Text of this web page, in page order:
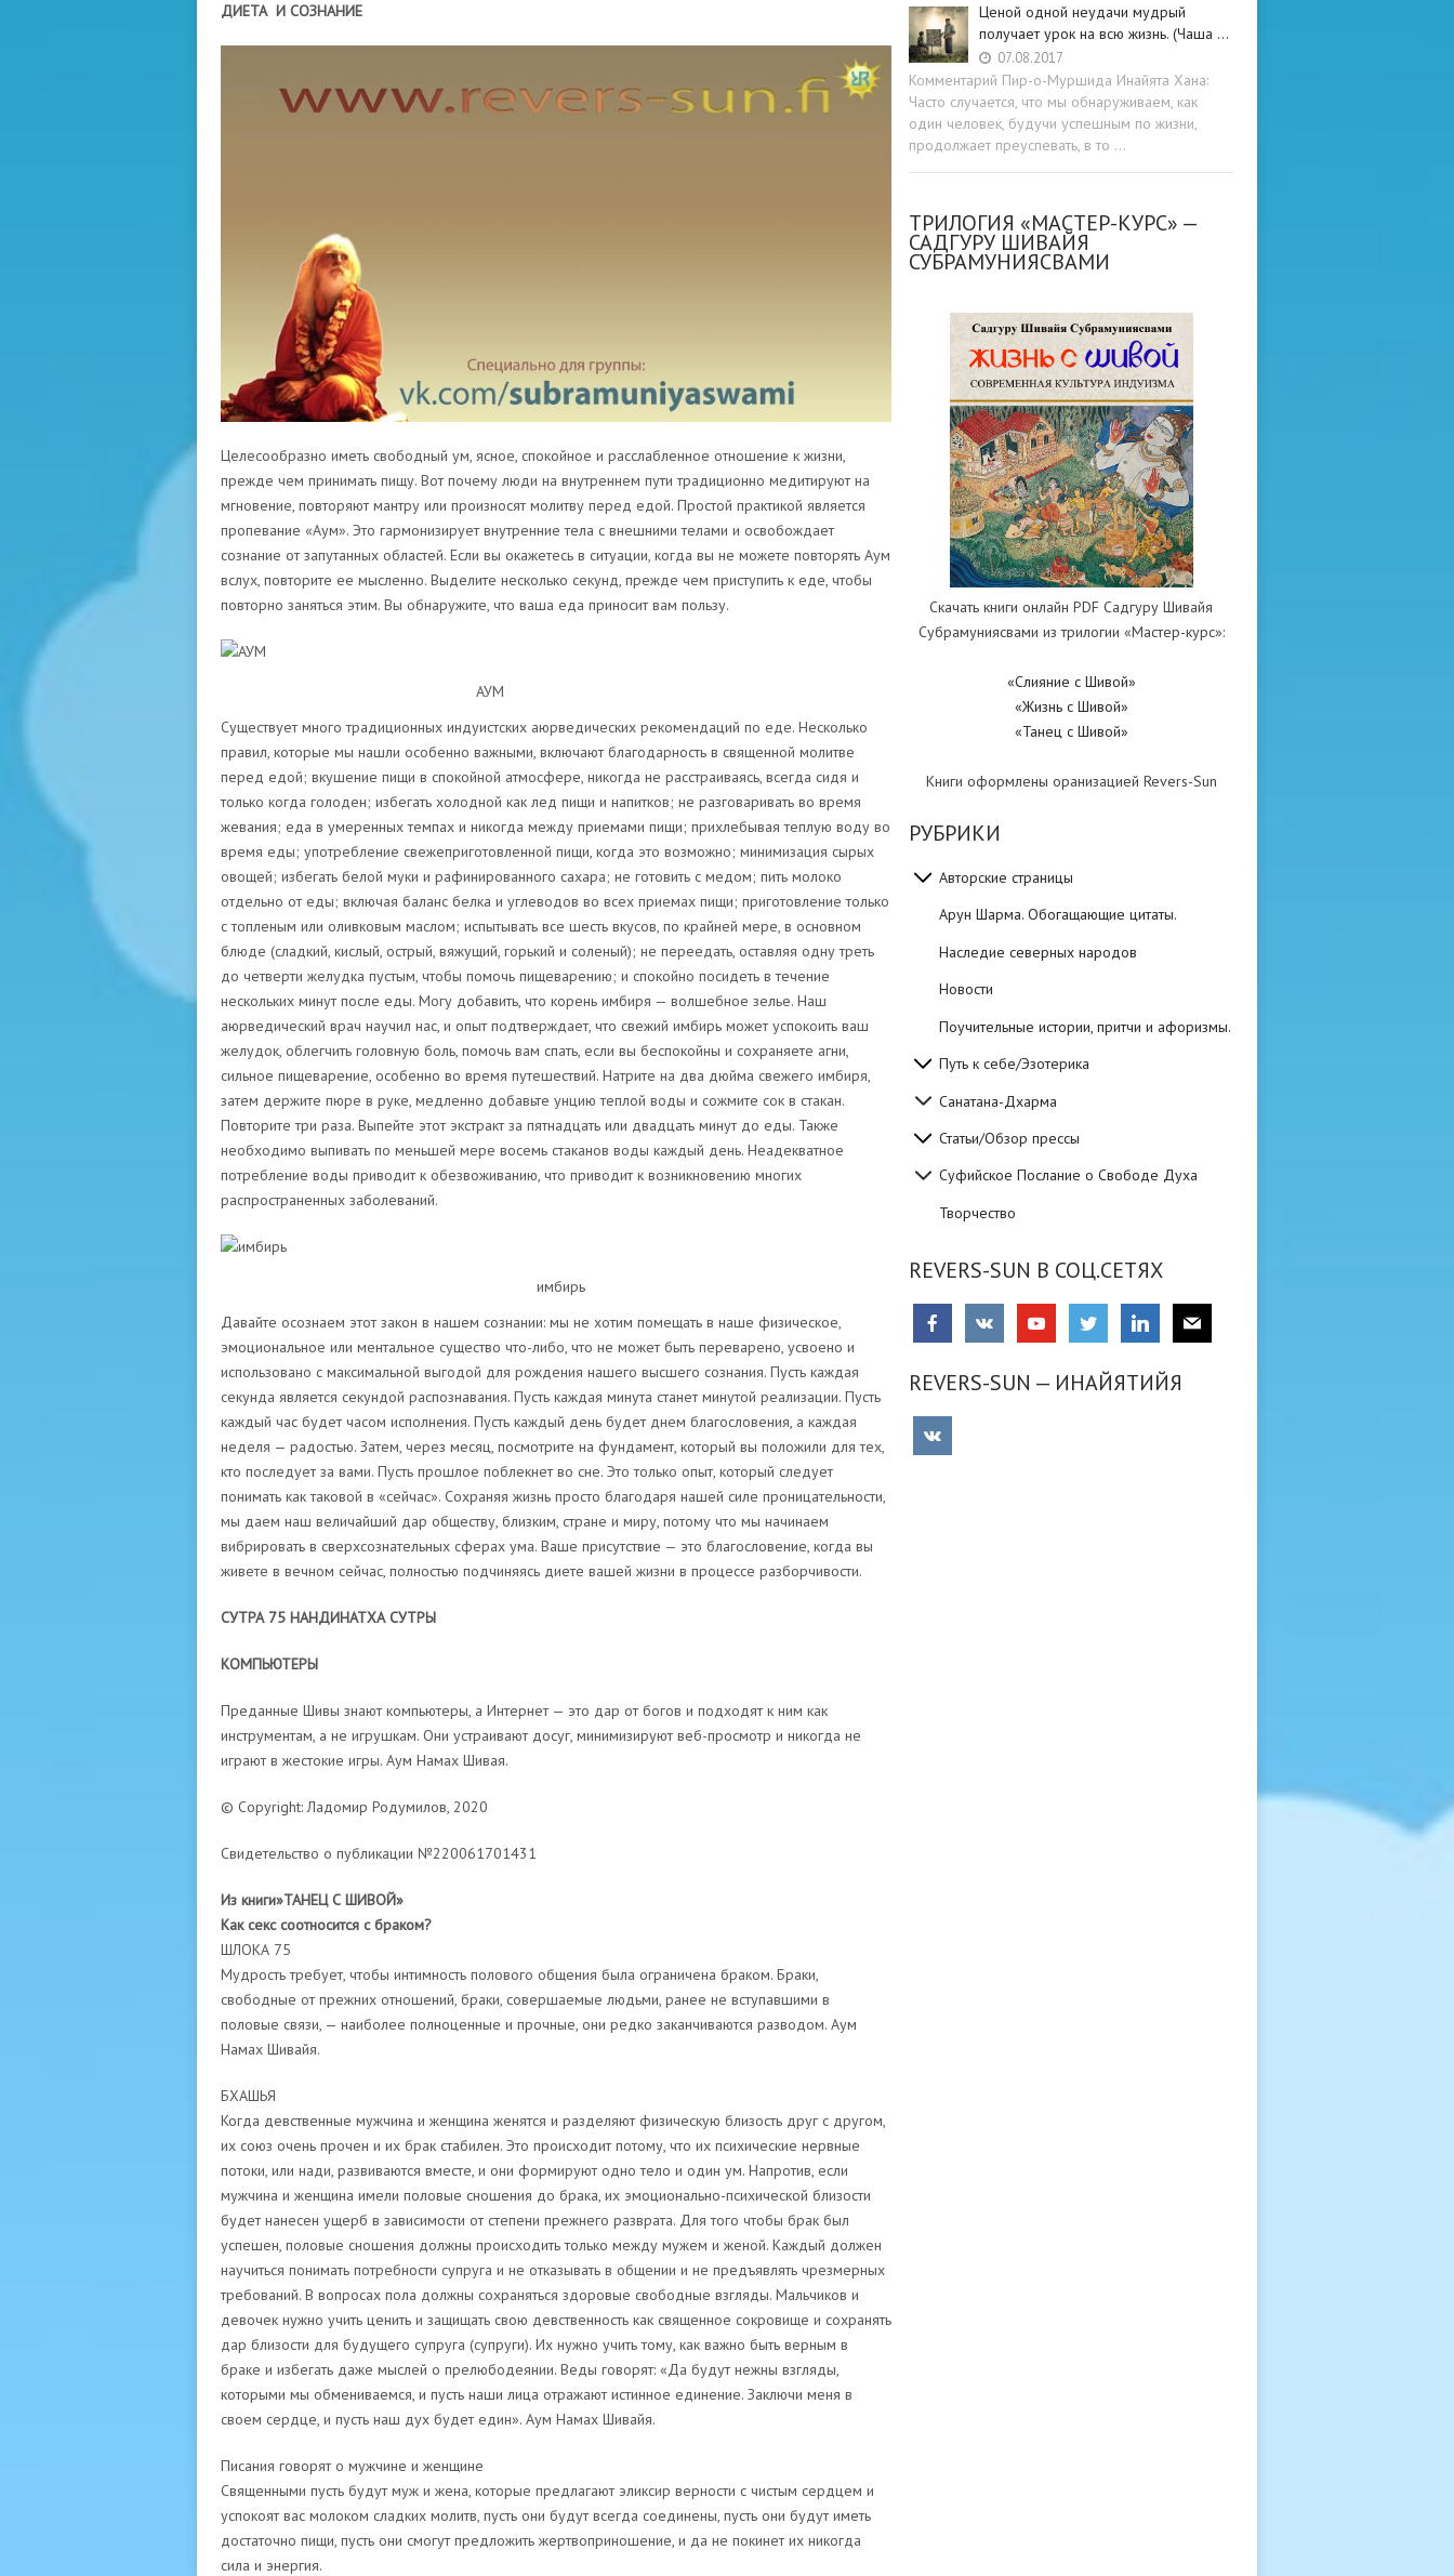
ДИЕТА И СОЗНАНИЕ
Целесообразно иметь свободный ум, ясное, спокойное и расслабленное отношение к жизни,
прежде чем принимать пищу. Вот почему люди на внутреннем пути традиционно медитируют на
мгновение, повторяют мантру или произносят молитву перед едой. Простой практикой является
пропевание «Аум». Это гармонизирует внутренние тела с внешними телами и освобождает
сознание от запутанных областей. Если вы окажетесь в ситуации, когда вы не можете повторять Аум
вслух, повторите ее мысленно. Выделите несколько секунд, прежде чем приступить к еде, чтобы
повторно заняться этим. Вы обнаружите, что ваша еда приносит вам пользу.
АУМ
Существует много традиционных индуистских аюрведических рекомендаций по еде. Несколько
правил, которые мы нашли особенно важными, включают благодарность в священной молитве
перед едой; вкушение пищи в спокойной атмосфере, никогда не расстраиваясь, всегда сидя и
только когда голоден; избегать холодной как лед пищи и напитков; не разговаривать во время
жевания; еда в умеренных темпах и никогда между приемами пищи; прихлебывая теплую воду во
время еды; употребление свежеприготовленной пищи, когда это возможно; минимизация сырых
овощей; избегать белой муки и рафинированного сахара; не готовить с медом; пить молоко
отдельно от еды; включая баланс белка и углеводов во всех приемах пищи; приготовление только
с топленым или оливковым маслом; испытывать все шесть вкусов, по крайней мере, в основном
блюде (сладкий, кислый, острый, вяжущий, горький и соленый); не переедать, оставляя одну треть
до четверти желудка пустым, чтобы помочь пищеварению; и спокойно посидеть в течение
нескольких минут после еды. Могу добавить, что корень имбиря — волшебное зелье. Наш
аюрведический врач научил нас, и опыт подтверждает, что свежий имбирь может успокоить ваш
желудок, облегчить головную боль, помочь вам спать, если вы беспокойны и сохраняете агни,
сильное пищеварение, особенно во время путешествий. Натрите на два дюйма свежего имбиря,
затем держите пюре в руке, медленно добавьте унцию теплой воды и сожмите сок в стакан.
Повторите три раза. Выпейте этот экстракт за пятнадцать или двадцать минут до еды. Также
необходимо выпивать по меньшей мере восемь стаканов воды каждый день. Неадекватное
потребление воды приводит к обезвоживанию, что приводит к возникновению многих
распространенных заболеваний.
имбирь
Давайте осознаем этот закон в нашем сознании: мы не хотим помещать в наше физическое,
эмоциональное или ментальное существо что-либо, что не может быть переварено, усвоено и
использовано с максимальной выгодой для рождения нашего высшего сознания. Пусть каждая
секунда является секундой распознавания. Пусть каждая минута станет минутой реализации. Пусть
каждый час будет часом исполнения. Пусть каждый день будет днем благословения, а каждая
неделя — радостью. Затем, через месяц, посмотрите на фундамент, который вы положили для тех,
кто последует за вами. Пусть прошлое поблекнет во сне. Это только опыт, который следует
понимать как таковой в «сейчас». Сохраняя жизнь просто благодаря нашей силе проницательности,
мы даем наш величайший дар обществу, близким, стране и миру, потому что мы начинаем
вибрировать в сверхсознательных сферах ума. Ваше присутствие — это благословение, когда вы
живете в вечном сейчас, полностью подчиняясь диете вашей жизни в процессе разборчивости.
СУТРА 75 НАНДИНАТХА СУТРЫ
КОМПЬЮТЕРЫ
Преданные Шивы знают компьютеры, а Интернет — это дар от богов и подходят к ним как
инструментам, а не игрушкам. Они устраивают досуг, минимизируют веб-просмотр и никогда не
играют в жестокие игры. Аум Намах Шивая.
© Copyright: Ладомир Родумилов, 2020
Свидетельство о публикации №220061701431
Из книги»ТАНЕЦ С ШИВОЙ»
Как секс соотносится с браком?
ШЛОКА 75
Мудрость требует, чтобы интимность полового общения была ограничена браком. Браки,
свободные от прежних отношений, браки, совершаемые людьми, ранее не вступавшими в
половые связи, — наиболее полноценные и прочные, они редко заканчиваются разводом. Аум
Намах Шивайя.
БХАШЬЯ
Когда девственные мужчина и женщина женятся и разделяют физическую близость друг с другом,
их союз очень прочен и их брак стабилен. Это происходит потому, что их психические нервные
потоки, или нади, развиваются вместе, и они формируют одно тело и один ум. Напротив, если
мужчина и женщина имели половые сношения до брака, их эмоционально-психической близости
будет нанесен ущерб в зависимости от степени прежнего разврата. Для того чтобы брак был
успешен, половые сношения должны происходить только между мужем и женой. Каждый должен
научиться понимать потребности супруга и не отказывать в общении и не предъявлять чрезмерных
требований. В вопросах пола должны сохраняться здоровые свободные взгляды. Мальчиков и
девочек нужно учить ценить и защищать свою девственность как священное сокровище и сохранять
дар близости для будущего супруга (супруги). Их нужно учить тому, как важно быть верным в
браке и избегать даже мыслей о прелюбодеянии. Веды говорят: «Да будут нежны взгляды,
которыми мы обмениваемся, и пусть наши лица отражают истинное единение. Заключи меня в
своем сердце, и пусть наш дух будет един». Аум Намах Шивайя.
Писания говорят о мужчине и женщине
Священными пусть будут муж и жена, которые предлагают эликсир верности с чистым сердцем и
успокоят вас молоком сладких молитв, пусть они будут всегда соединены, пусть они будут иметь
достаточно пищи, пусть они смогут предложить жертвоприношение, и да не покинет их никогда
сила и энергия.
Ценой одной неудачи мудрый
получает урок на всю жизнь. (Чаша …
07.08.2017
Комментарий Пир-о-Муршида Инайята Хана:
Часто случается, что мы обнаруживаем, как
один человек, будучи успешным по жизни,
продолжает преуспевать, в то …
ТРИЛОГИЯ «МАСТЕР-КУРС» —
САДГУРУ ШИВАЙЯ
СУБРАМУНИЯСВАМИ
Скачать книги онлайн PDF Садгуру Шивайя
Субрамуниясвами из трилогии «Мастер-курс»:
«Слияние с Шивой»
«Жизнь с Шивой»
«Танец с Шивой»
Книги оформлены оранизацией Revers-Sun
РУБРИКИ
Авторские страницы
Арун Шарма. Обогащающие цитаты.
Наследие северных народов
Новости
Поучительные истории, притчи и афоризмы.
Путь к себе/Эзотерика
Санатана-Дхарма
Статьи/Обзор прессы
Суфийское Послание о Свободе Духа
Творчество
REVERS-SUN В СОЦ.СЕТЯХ
REVERS-SUN — ИНАЙЯТИЙЯ